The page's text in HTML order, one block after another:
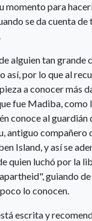
momento para
se da cuenta de
alguien tan grande
así, por lo que al
a conocer más
fue Madiba, como
conoce al guardián
antiguo compañero
Island, y así se
quien luchó por la
guiando de
lo conocen.
escrita y